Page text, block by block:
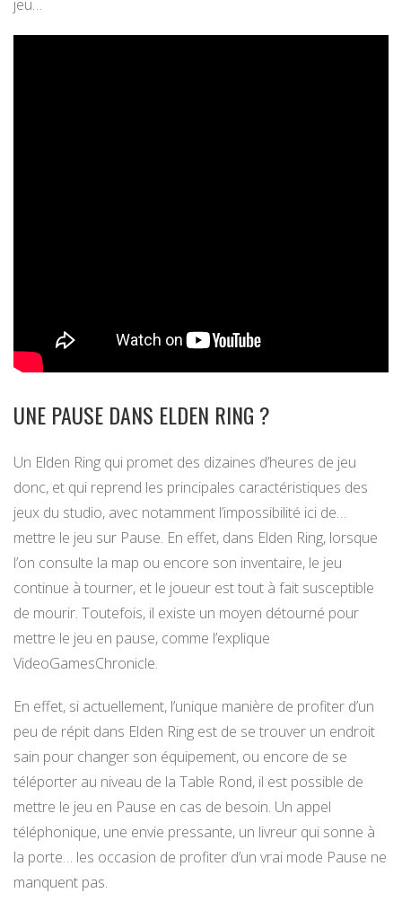
jeu…
UNE PAUSE DANS ELDEN RING ?
Un Elden Ring qui promet des dizaines d’heures de jeu
donc, et qui reprend les principales caractéristiques des
jeux du studio, avec notamment l’impossibilité ici de…
mettre le jeu sur Pause. En effet, dans Elden Ring, lorsque
l’on consulte la map ou encore son inventaire, le jeu
continue à tourner, et le joueur est tout à fait susceptible
de mourir. Toutefois, il existe un moyen détourné pour
mettre le jeu en pause, comme l’explique
VideoGamesChronicle.
En effet, si actuellement, l’unique manière de profiter d’un
peu de répit dans Elden Ring est de se trouver un endroit
sain pour changer son équipement, ou encore de se
téléporter au niveau de la Table Rond, il est possible de
mettre le jeu en Pause en cas de besoin. Un appel
téléphonique, une envie pressante, un livreur qui sonne à
la porte… les occasion de profiter d’un vrai mode Pause ne
manquent pas.